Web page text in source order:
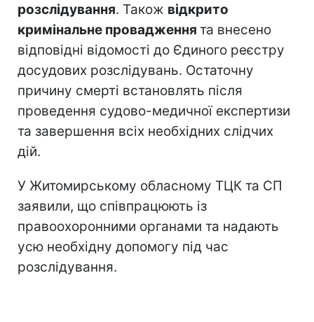
розслідування. Також відкрито
кримінальне провадження та внесено
відповідні відомості до Єдиного реєстру
досудових розслідувань. Остаточну
причину смерті встановлять після
проведення судово-медичної експертизи
та завершення всіх необхідних слідчих
дій.
У Житомирському обласному ТЦК та СП
заявили, що співпрацюють із
правоохоронними органами та надають
усю необхідну допомогу під час
розслідування.